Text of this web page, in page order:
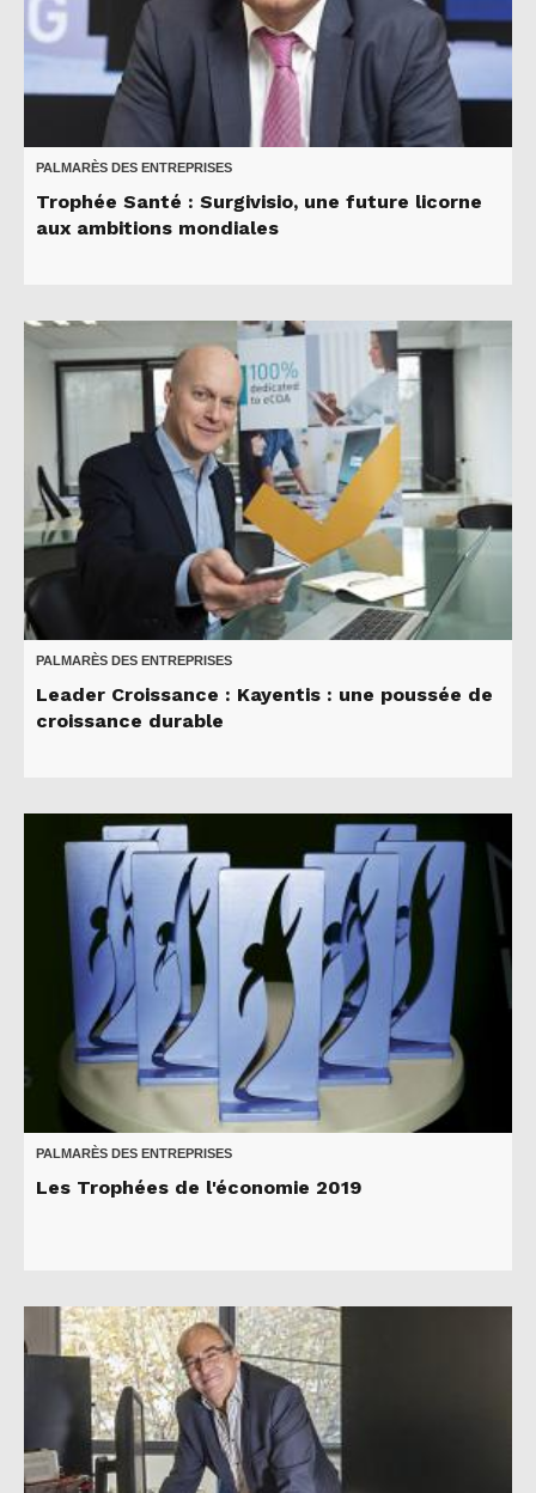
PALMARÈS DES ENTREPRISES
Trophée Santé : Surgivisio, une future licorne
aux ambitions mondiales
PALMARÈS DES ENTREPRISES
Leader Croissance : Kayentis : une poussée de
croissance durable
PALMARÈS DES ENTREPRISES
Les Trophées de l'économie 2019